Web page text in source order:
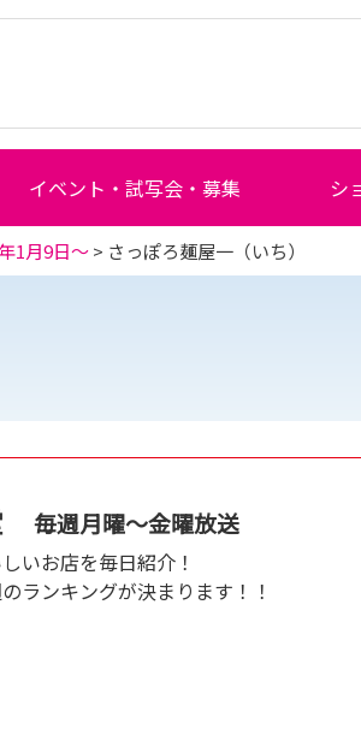
イベント・試写会・募集 シ
1月9日～> さっぽろ麺屋一（いち）
毎週月曜～金曜放送
いお店を毎日紹介！
ランキングが決まります！！